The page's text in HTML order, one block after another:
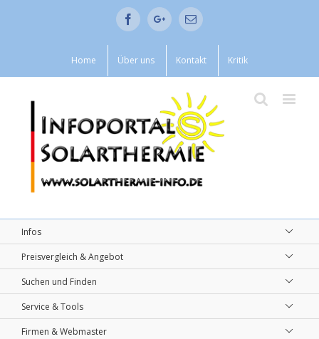
FacebookGoogle+Email
Home Über uns Kontakt Kritik
Infos
Preisvergleich & Angebot
Suchen und Finden
Service & Tools
Firmen & Webmaster